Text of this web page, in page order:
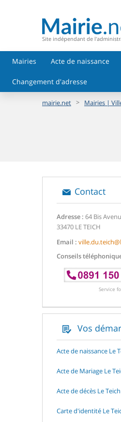
Site indépendant de
Mairies Acte de naissance
Changement d'adresse
mairie.net > Mairies |
Contact
Adresse : 64 Bis
33470 LE TEICH
Email :
Conseils
Service
Vos
Acte de naissance Le
Acte de Mariage Le
Acte de décès Le Teich
Carte d'identité Le